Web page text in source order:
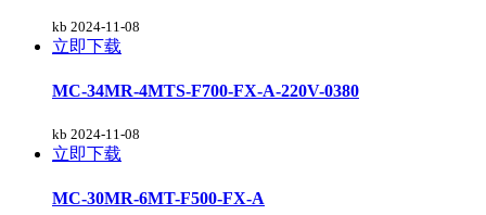
kb 2024-11-08
立即下载
MC-34MR-4MTS-F700-FX-A-220V-0380
kb 2024-11-08
立即下载
MC-30MR-6MT-F500-FX-A